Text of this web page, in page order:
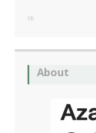
PR
About